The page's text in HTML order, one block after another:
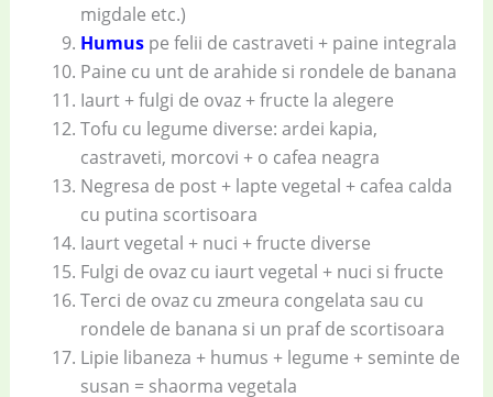
migdale etc.)
Humus pe felii de castraveti + paine integrala
Paine cu unt de arahide si rondele de banana
Iaurt + fulgi de ovaz + fructe la alegere
Tofu cu legume diverse: ardei kapia,
castraveti, morcovi + o cafea neagra
Negresa de post + lapte vegetal + cafea calda
cu putina scortisoara
Iaurt vegetal + nuci + fructe diverse
Fulgi de ovaz cu iaurt vegetal + nuci si fructe
Terci de ovaz cu zmeura congelata sau cu
rondele de banana si un praf de scortisoara
Lipie libaneza + humus + legume + seminte de
susan = shaorma vegetala